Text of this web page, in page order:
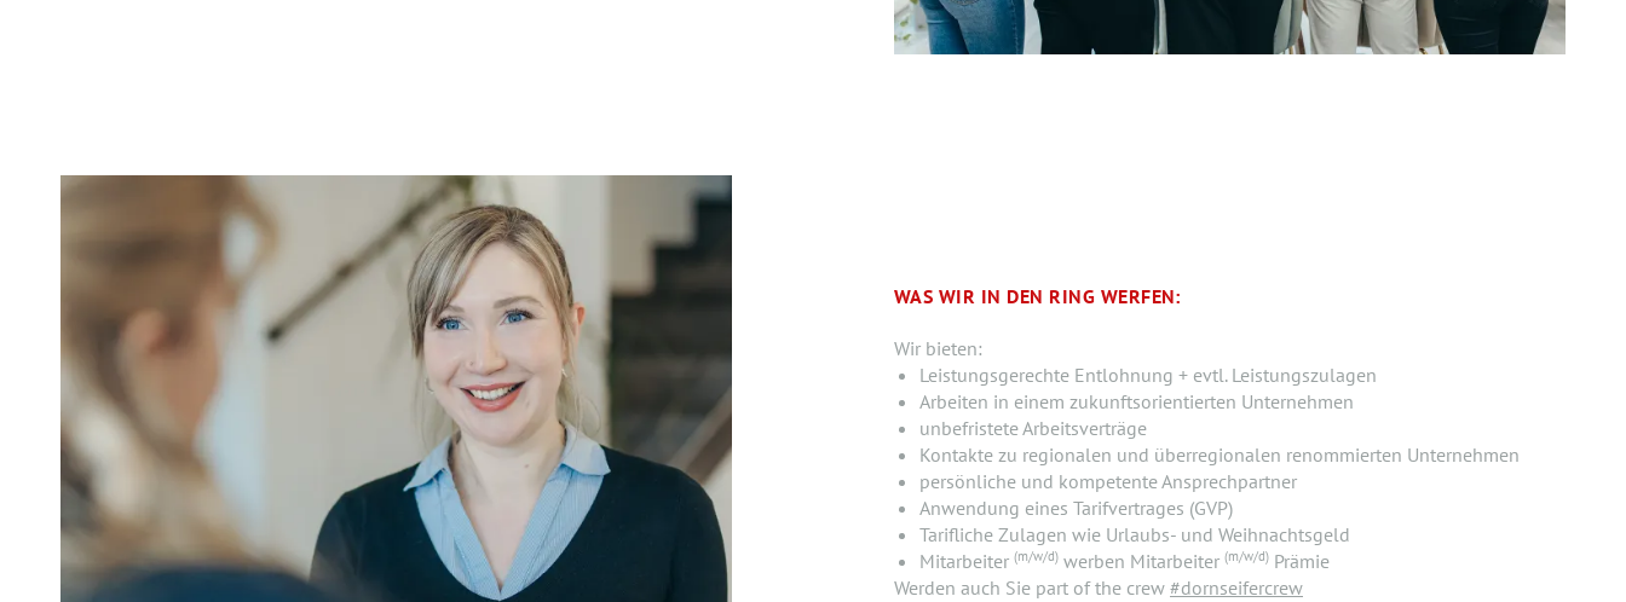
WAS WIR IN DEN RING WERFEN:
Wir bieten:
Leistungsgerechte Entlohnung + evtl. Leistungszulagen
Arbeiten in einem zukunftsorientierten Unternehmen
unbefristete Arbeitsverträge
Kontakte zu regionalen und überregionalen renommierten Unternehmen
persönliche und kompetente Ansprechpartner
Anwendung eines Tarifvertrages (GVP)
Tarifliche Zulagen wie Urlaubs- und Weihnachtsgeld
Mitarbeiter (m/w/d)werben Mitarbeiter (m/w/d)Prämie
Werden auch Sie part of the crew #dornseifercrew